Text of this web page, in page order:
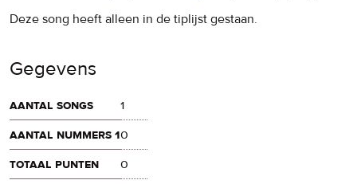
Deze song heeft alleen in de tiplijst gestaan.
Gegevens
aantal songs
1
aantal nummers 10
totaal punten
0